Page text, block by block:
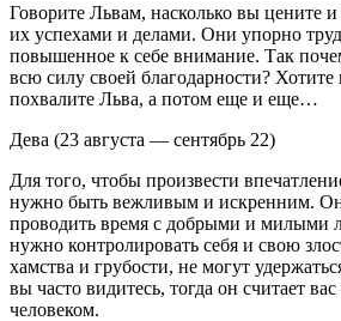
Говорите Львам, насколько вы цените
их успехами и делами. Они упорно
повышенное к себе внимание. Так
всю силу своей благодарности?
похвалите Льва, а потом еще и еще…
Дева (23 августа — сентябрь 22)
Для того, чтобы произвести
нужно быть вежливым и искренним.
проводить время с добрыми и милыми
нужно контролировать себя и свою
хамства и грубости, не могут
вы часто видитесь, тогда он считает
человеком.